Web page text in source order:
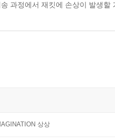
과정에서 재킷에 손상이 발생
상상